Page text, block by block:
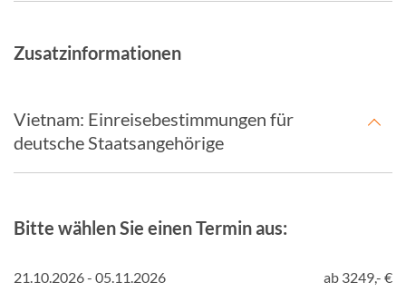
Zusatzinformationen
Vietnam: Einreisebestimmungen für
deutsche Staatsangehörige
Bitte wählen Sie einen Termin aus:
21.10.2026 - 05.11.2026 ab 3249,- €